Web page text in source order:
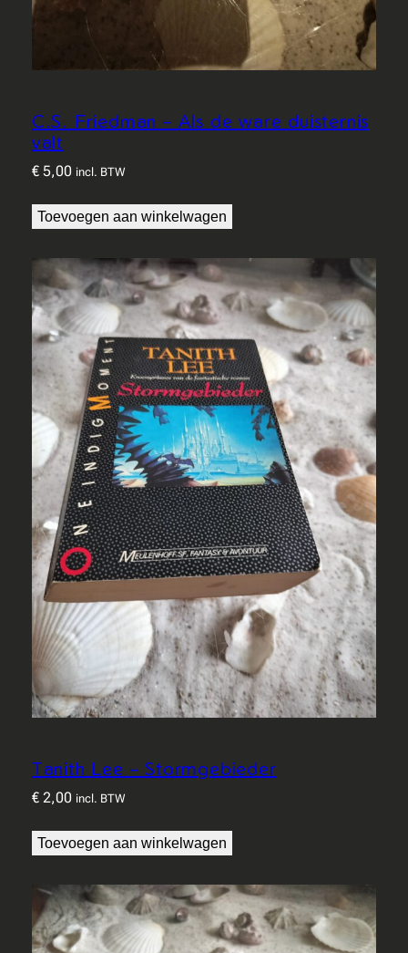
C.S. Friedman – Als de ware duisternis
valt
€5,00 incl. BTW
Toevoegen aan winkelwagen
Tanith Lee – Stormgebieder
€2,00 incl. BTW
Toevoegen aan winkelwagen